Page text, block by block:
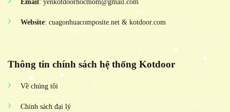
Email: yenkotdoorhocmom@gmail.com
Website: cuagonhuacomposite.net & kotdoor.com
Thông tin chính sách hệ thống Kotdoor
Về chúng tôi
Chính sách đại lý